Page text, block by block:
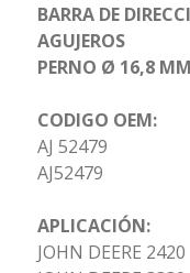
BARRA DE
AGUJEROS
PERNO Ø 16,8
CODIGO OEM:
AJ 52479
AJ52479
APLICACIÓN:
JOHN DEERE 2420